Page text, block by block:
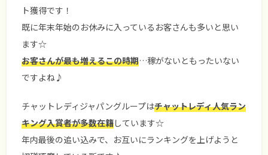
ト獲得です！
既に年末年始のお休みに入っているお客さんも多いと思い
ます☆
お客さんが最も増えるこの時期…稼がないともったいない
ですよね♪
チャットレディジャパングループはチャットレディ人気ラン
キング入賞者が多数在籍しています☆
年内最後の追い込みで、お互いにランキングを上げようと